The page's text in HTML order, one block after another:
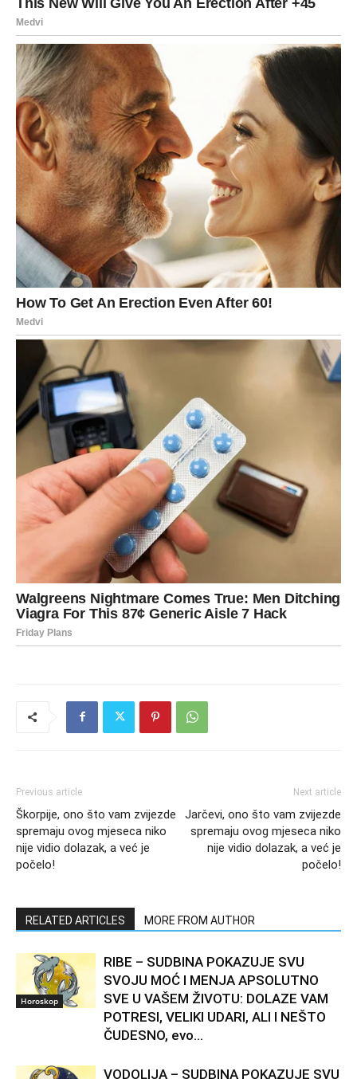
Previous article
Škorpije, ono što vam zvijezde
spremaju ovog mjeseca niko
nije vidio dolazak, a već je
počelo!
Next article
Jarčevi, ono što vam zvijezde
spremaju ovog mjeseca niko
nije vidio dolazak, a već je
počelo!
RELATED ARTICLES MORE FROM AUTHOR
Horoskop
RIBE – SUDBINA POKAZUJE SVU
SVOJU MOĆ I MENJA APSOLUTNO
SVE U VAŠEM ŽIVOTU: DOLAZE VAM
POTRESI, VELIKI UDARI, ALI I NEŠTO
ČUDESNO, evo...
VODOLIJA – SUDBINA POKAZUJE SVU